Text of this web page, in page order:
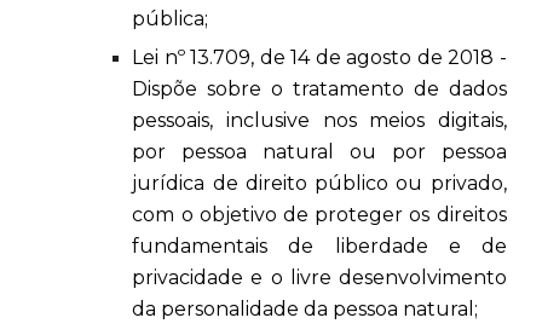
pública;
Lei nº 13.709, de 14 de agosto de 2018 -
Dispõe sobre o tratamento de dados
pessoais, inclusive nos meios digitais,
por pessoa natural ou por pessoa
jurídica de direito público ou privado,
com o objetivo de proteger os direitos
fundamentais de liberdade e de
privacidade e o livre desenvolvimento
da personalidade da pessoa natural;